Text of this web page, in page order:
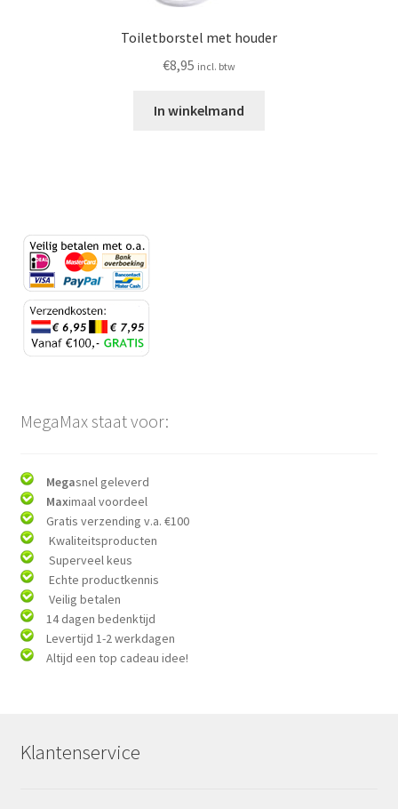
Toiletborstel met houder
€8,95 incl. btw
In winkelmand
MegaMax staat voor:
Megasnel geleverd
Maximaal voordeel
Gratis verzending v.a. €100
Kwaliteitsproducten
Superveel keus
Echte productkennis
Veilig betalen
14 dagen bedenktijd
Levertijd 1-2 werkdagen
Altijd een top cadeau idee!
Klantenservice